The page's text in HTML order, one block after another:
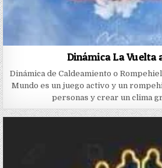
Dinámica La Vuelta
Dinámica de Caldeamiento o
Mundo es un juego activo y un
personas y crear un clima